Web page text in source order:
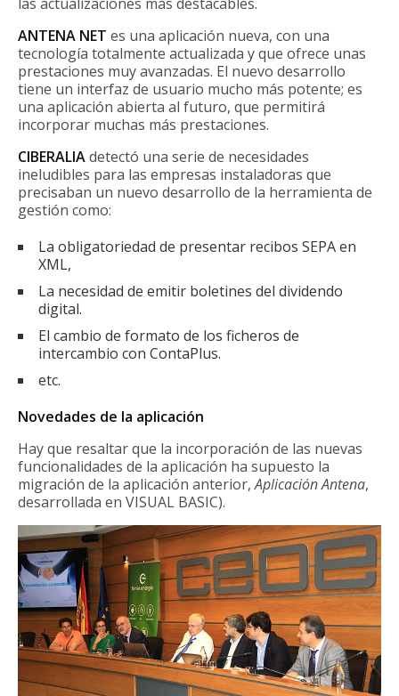
ANTENA NET es una aplicación nueva, con una
tecnología totalmente actualizada y que ofrece unas
prestaciones muy avanzadas. El nuevo desarrollo
tiene un interfaz de usuario mucho más potente; es
una aplicación abierta al futuro, que permitirá
incorporar muchas más prestaciones.
CIBERALIAdetectó una serie de necesidades
ineludibles para las empresas instaladoras que
precisaban un nuevo desarrollo de la herramienta de
gestión como:
La obligatoriedad de presentar recibos SEPA en
XML,
La necesidad de emitir boletines del dividendo
digital.
El cambio de formato de los ficheros de
intercambio con ContaPlus.
etc.
Novedades de la aplicación
Hay que resaltar que la incorporación de las nuevas
funcionalidades de la aplicación ha supuesto la
migración de la aplicación anterior,Aplicación Antena,
desarrollada en VISUAL BASIC).